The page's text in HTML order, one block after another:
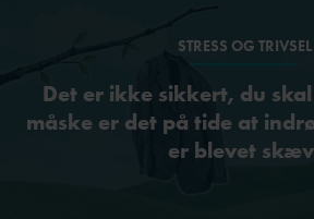
STRESS OG TRIVSEL
Det er ikke sikkert, du
måske er det på tide at
er blevet